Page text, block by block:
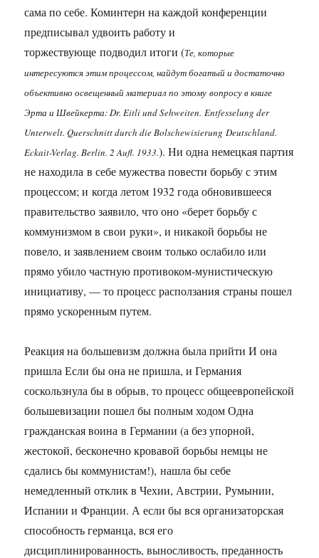
сама по себе. Коминтерн на каждой конференции
предписывал удвоить работу и
торжествующе подводил итоги (Те, которые
интересуются этим процессом, найдут богатый и достаточно
объективно освещенный материал по этому вопросу в книге
Эрта и Швейкерта: Dr. Eitli und Sehweiten. Entfesselung der
Unterwelt. Querschnitt durch die Bolschewisierung Deutschland.
Eckait-Verlag. Berlin. 2 Aufl. 1933.). Ни одна немецкая партия
не находила в себе мужества повести борьбу с этим
процессом; и когда летом 1932 года обновившееся
правительство заявило, что оно «берет борьбу с
коммунизмом в свои руки», и никакой борьбы не
повело, и заявлением своим только ослабило или
прямо убило частную противоком-мунистическую
инициативу, — то процесс расползания страны пошел
прямо ускоренным путем.
Реакция на большевизм должна была прийти И она
пришла Если бы она не пришла, и Германия
соскользнула бы в обрыв, то процесс общеевропейской
большевизации пошел бы полным ходом Одна
гражданская воина в Германии (а без упорной,
жестокой, бесконечно кровавой борьбы немцы не
сдались бы коммунистам!), нашла бы себе
немедленный отклик в Чехии, Австрии, Румынии,
Испании и Франции. А если бы вся организаторская
способность германца, вся его
дисциплинированность, выносливость, преданность